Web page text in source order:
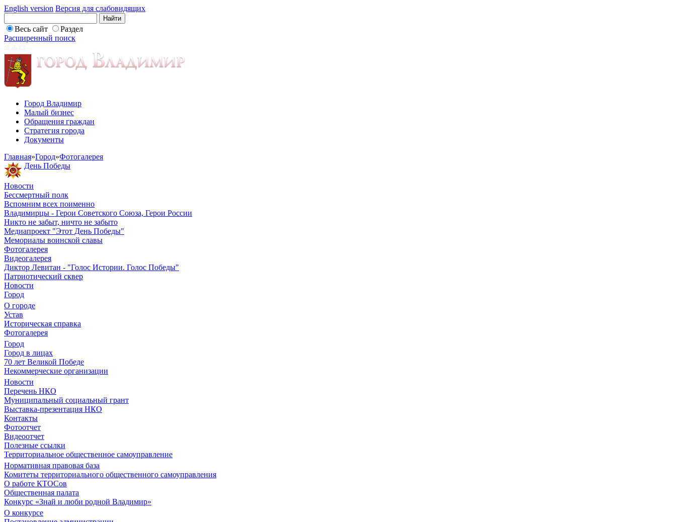
English version Версия для слабовидящих
Весь сайт
Раздел
Расширенный поиск
Город Владимир
Малый бизнес
Обращения граждан
Стратегия города
Документы
Главная»Город»Фотогалерея
День Победы
Новости
Бессмертный полк
Вспомним всех поименно
Владимирцы - Герои Советского Союза, Герои России
Никто не забыт, ничто не забыто
Медиапроект "Этот День Победы"
Мемориалы воинской славы
Фотогалерея
Видеогалерея
Диктор Левитан - "Голос Истории. Голос Победы"
Патриотический сквер
Новости
Город
О городе
Устав
Историческая справка
Фотогалерея
Город
Город в лицах
70 лет Великой Победе
Некоммерческие организации
Новости
Перечень НКО
Муниципальный социальный грант
Выставка-презентация НКО
Контакты
Фотоотчет
Видеоотчет
Полезные ссылки
Территориальное общественное самоуправление
Нормативная правовая база
Комитеты территориального общественного самоуправления
О работе КТОСов
Общественная палата
Конкурс «Знай и люби родной Владимир»
О конкурсе